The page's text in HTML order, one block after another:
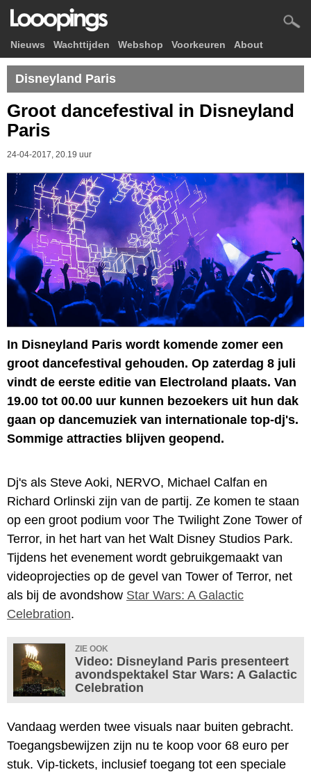
Nieuws Wachttijden Webshop Voorkeuren About
Disneyland Paris
Groot dancefestival in Disneyland
Paris
24-04-2017, 20.19 uur
In Disneyland Paris wordt komende zomer een
groot dancefestival gehouden. Op zaterdag 8 juli
vindt de eerste editie van Electroland plaats. Van
19.00 tot 00.00 uur kunnen bezoekers uit hun dak
gaan op dancemuziek van internationale top-dj's.
Sommige attracties blijven geopend.
Dj's als Steve Aoki, NERVO, Michael Calfan en
Richard Orlinski zijn van de partij. Ze komen te staan
op een groot podium voor The Twilight Zone Tower of
Terror, in het hart van het Walt Disney Studios Park.
Tijdens het evenement wordt gebruikgemaakt van
videoprojecties op de gevel van Tower of Terror, net
als bij de avondshow Star Wars: A Galactic
Celebration.
ZIE OOK
Video: Disneyland Paris presenteert
avondspektakel Star Wars: A Galactic
Celebration
Vandaag werden twee visuals naar buiten gebracht.
Toegangsbewijzen zijn nu te koop voor 68 euro per
stuk. Vip-tickets, inclusief toegang tot een speciale